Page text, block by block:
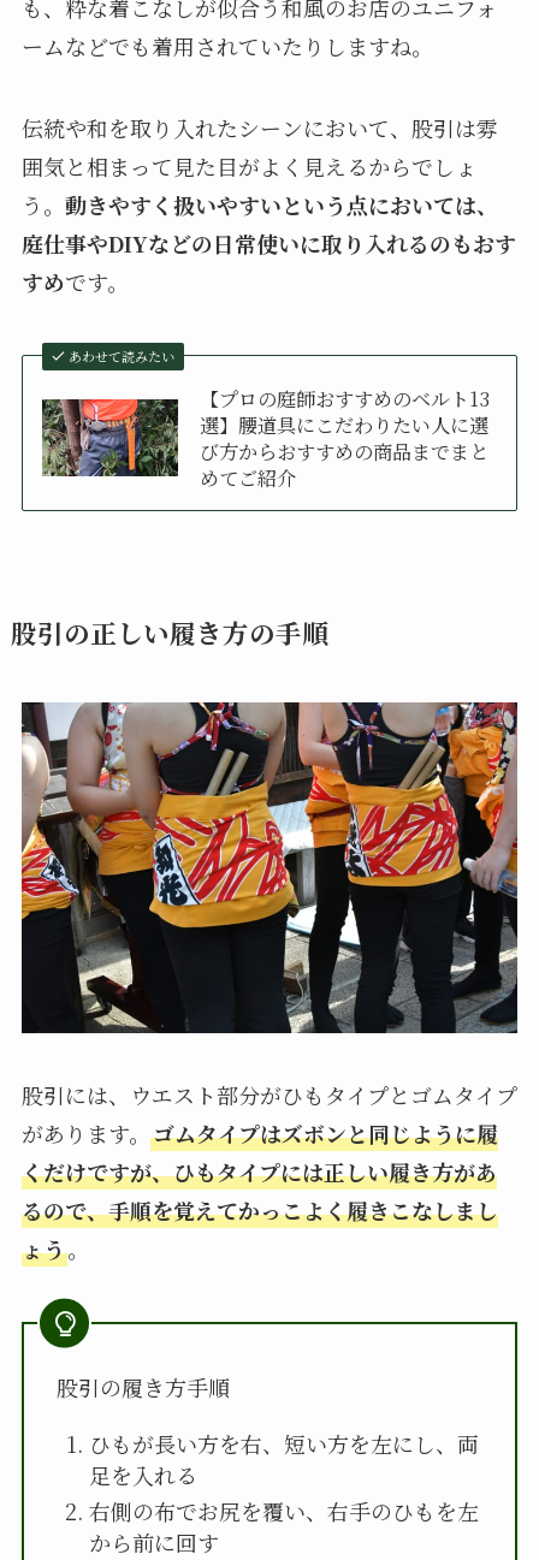
も、粋な着こなしが似合う和風のお店のユニフォ
ームなどでも着用されていたりしますね。
伝統や和を取り入れたシーンにおいて、股引は雰
囲気と相まって見た目がよく見えるからでしょ
う。 動きやすく扱いやすいという点においては、
庭仕事やDIYなどの日常使いに取り入れるのもおす
すめです。
あわせて読みたい
【プロの庭師おすすめのベルト13
選】腰道具にこだわりたい人に選
び方からおすすめの商品までまと
めてご紹介
股引の正しい履き方の手順
股引には、ウエスト部分がひもタイプとゴムタイプ
があります。 ゴムタイプはズボンと同じように履
くだけですが、ひもタイプには正しい履き方があ
るので、手順を覚えてかっこよく履きこなしまし
ょう。
股引の履き方手順
ひもが長い方を右、短い方を左にし、両
足を入れる
右側の布でお尻を覆い、右手のひもを左
から前に回す